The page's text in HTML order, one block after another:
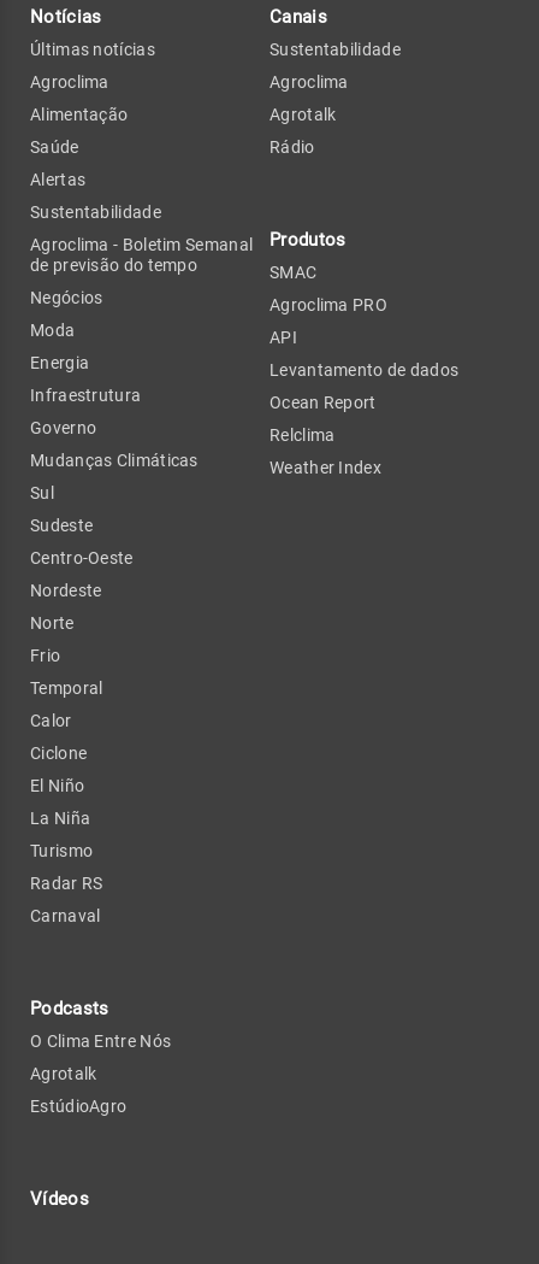
Notícias
Últimas notícias
Agroclima
Alimentação
Saúde
Alertas
Sustentabilidade
Agroclima - Boletim Semanal
de previsão do tempo
Negócios
Moda
Energia
Infraestrutura
Governo
Mudanças Climáticas
Sul
Sudeste
Centro-Oeste
Nordeste
Norte
Frio
Temporal
Calor
Ciclone
El Niño
La Niña
Turismo
Radar RS
Carnaval
Podcasts
O Clima Entre Nós
Agrotalk
EstúdioAgro
Vídeos
Canais
Sustentabilidade
Agroclima
Agrotalk
Rádio
Produtos
SMAC
Agroclima PRO
API
Levantamento de dados
Ocean Report
Relclima
Weather Index